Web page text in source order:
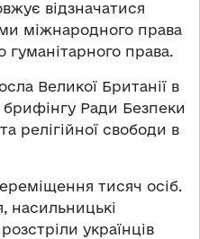
відзначатися
міжнародного права
права.
Великої Британії в
Ради Безпеки
свободи в
тисяч осіб.
насильницькі
українців